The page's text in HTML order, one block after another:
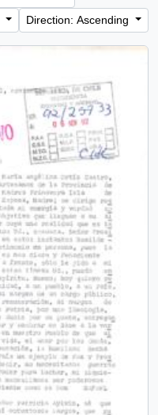
Direction: Ascending